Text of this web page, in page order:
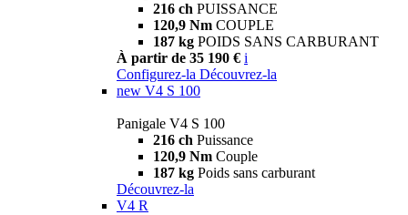
216 ch PUISSANCE
120,9 Nm COUPLE
187 kg POIDS SANS CARBURANT
À partir de 35 190 € i
Configurez-la Découvrez-la
new V4 S 100
Panigale V4 S 100
216 ch Puissance
120,9 Nm Couple
187 kg Poids sans carburant
Découvrez-la
V4 R